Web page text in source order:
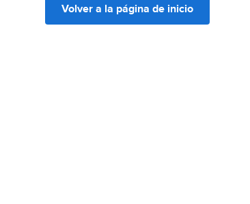
Volver a la página de inicio